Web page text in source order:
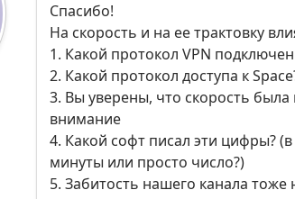
Спасибо!
На скорость и на ее трактовку
1. Какой протокол VPN
2. Какой протокол доступа к
3. Вы уверены, что скорость
внимание
4. Какой софт писал эти цифры?
минуты или просто число?)
5. Забитость нашего канала